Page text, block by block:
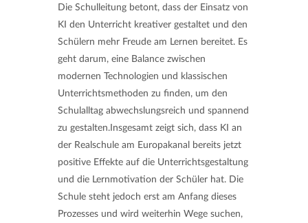
Die Schulleitung betont, dass der Einsatz von
KI den Unterricht kreativer gestaltet und den
Schülern mehr Freude am Lernen bereitet. Es
geht darum, eine Balance zwischen
modernen Technologien und klassischen
Unterrichtsmethoden zu finden, um den
Schulalltag abwechslungsreich und spannend
zu gestalten.Insgesamt zeigt sich, dass KI an
der Realschule am Europakanal bereits jetzt
positive Effekte auf die Unterrichtsgestaltung
und die Lernmotivation der Schüler hat. Die
Schule steht jedoch erst am Anfang dieses
Prozesses und wird weiterhin Wege suchen,